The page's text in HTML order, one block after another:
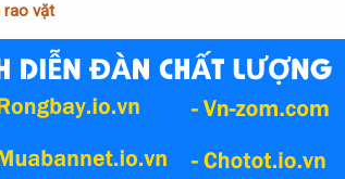
rao vặt